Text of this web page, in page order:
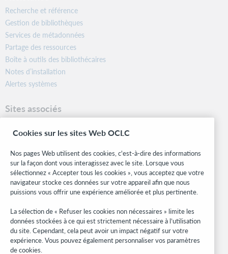
Recherche et référence
Gestion de bibliothèques
Services de métadonnées
Partage des ressources
Boîte à outils des bibliothécaires
Notes d’installation
Alertes systèmes
Sites associés
Formats bibliographiques
Research
WebJunction
Réseau des développeurs
Soyez informé
Recevez les dernières nouvelles sur les produits et services, des
études, des événements, et plus.
Cookies sur les sites Web OCLC
Nos pages Web utilisent des cookies, c'est-à-dire des informations
sur la façon dont vous interagissez avec le site. Lorsque vous
sélectionnez « Accepter tous les cookies », vous acceptez que votre
navigateur stocke ces données sur votre appareil afin que nous
puissions vous offrir une expérience améliorée et plus pertinente.
La sélection de « Refuser les cookies non nécessaires » limite les
données stockées à ce qui est strictement nécessaire à l’utilisation
du site. Cependant, cela peut avoir un impact négatif sur votre
expérience. Vous pouvez également personnaliser vos paramètres
de cookies.